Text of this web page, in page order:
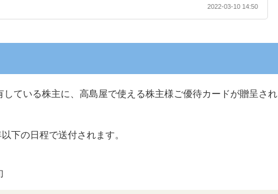
2022-03-10 14:50
ている株主に、高島屋で使える株主様ご優待カードが贈呈され
下の日程で送付されます。